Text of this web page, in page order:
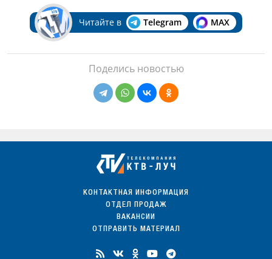
Читайте в Telegram MAX
Поделись новостью
КОНТАКТНАЯ ИНФОРМАЦИЯ
ОТДЕЛ ПРОДАЖ
ВАКАНСИИ
ОТПРАВИТЬ МАТЕРИАЛ